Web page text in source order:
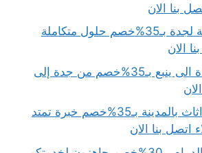
بنا الان
نقل عفش من مكة لجدة بـ35%خصم حلول متكاملة
الان
نقل عفش من جدة الى ينبع بـ35%خصم من جدة إلى
افضل شركة نقل اثاث بالمدينة بـ35%خصم خبرة تمتد
اتصل بنا الان